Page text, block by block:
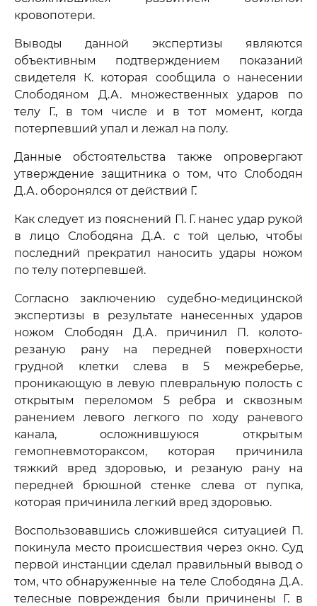
кровопотери.
Выводы данной экспертизы являются
объективным подтверждением показаний
свидетеля К. которая сообщила о нанесении
Слободяном Д.А. множественных ударов по
телу Г., в том числе и в тот момент, когда
потерпевший упал и лежал на полу.
Данные обстоятельства также опровергают
утверждение защитника о том, что Слободян
Д.А. оборонялся от действий Г.
Как следует из пояснений П. Г. нанес удар рукой
в лицо Слободяна Д.А. с той целью, чтобы
последний прекратил наносить удары ножом
по телу потерпевшей.
Согласно заключению судебно-медицинской
экспертизы в результате нанесенных ударов
ножом Слободян Д.А. причинил П. колото-
резаную рану на передней поверхности
грудной клетки слева в 5 межреберье,
проникающую в левую плевральную полость с
открытым переломом 5 ребра и сквозным
ранением левого легкого по ходу раневого
канала, осложнившуюся открытым
гемопневмотораксом, которая причинила
тяжкий вред здоровью, и резаную рану на
передней брюшной стенке слева от пупка,
которая причинила легкий вред здоровью.
Воспользовавшись сложившейся ситуацией П.
покинула место происшествия через окно. Суд
первой инстанции сделал правильный вывод о
том, что обнаруженные на теле Слободяна Д.А.
телесные повреждения были причинены Г. в